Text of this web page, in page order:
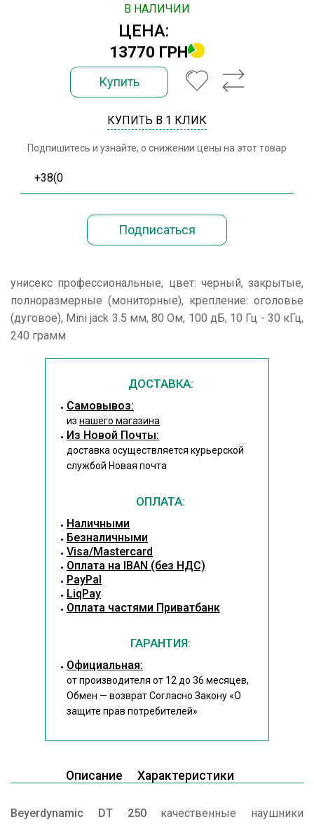
В НАЛИЧИИ
ЦЕНА:
13770 ГРН
Купить
КУПИТЬ В 1 КЛИК
Подпишитесь и узнайте, о снижении цены на этот товар
унисекс профессиональные, цвет: черный, закрытые,
полноразмерные (мониторные), крепление: оголовье
(дуговое), Mini jack 3.5 мм, 80 Ом, 100 дБ, 10 Гц - 30 кГц,
240 грамм
ДОСТАВКА:
Cамовывоз:
из нашего магазина
Из Новой Почты:
доставка осуществляется курьерской
службой Новая почта
ОПЛАТА:
Наличными
Безналичными
Visa/Mastercard
Оплата на IBAN (без НДС)
PayPal
LiqPay
Оплата частями Приватбанк
ГАРАНТИЯ:
Официальная:
от производителя от 12 до 36 месяцев,
Обмен — возврат Согласно Закону«О
защите прав потребителей»
Описание Характеристики
Beyerdynamic DT 250качественные наушники